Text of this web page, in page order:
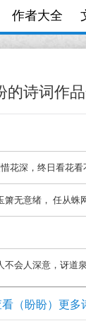
作者大全
的诗词作
花深，终日看花
无意绪， 任从蛛
会人深意，讶道
看（盼盼）更多